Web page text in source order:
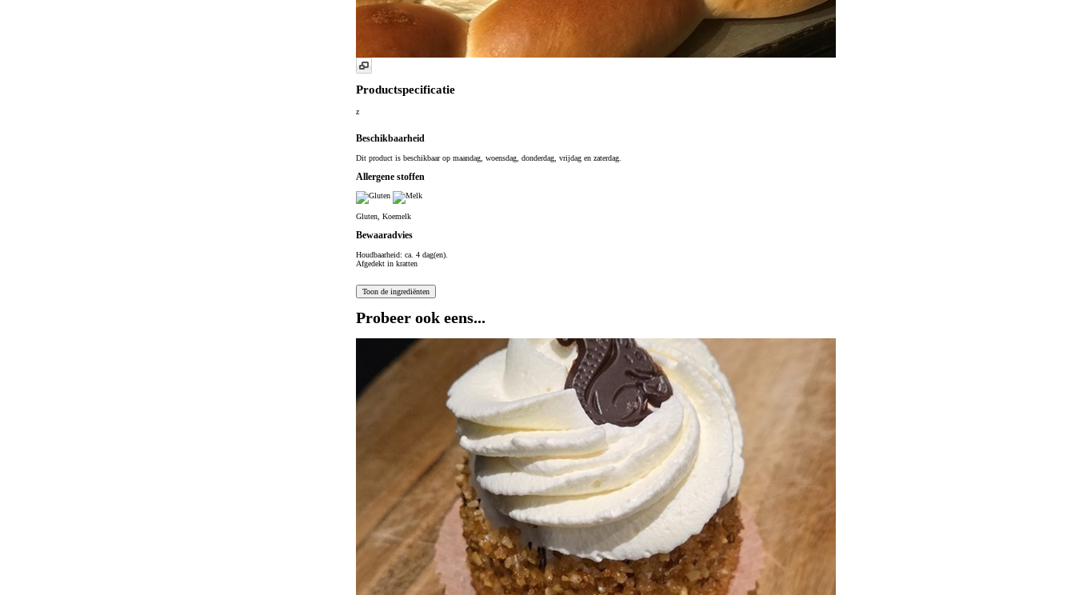
Productspecificatie
z
Beschikbaarheid
Dit product is beschikbaar op maandag, woensdag, donderdag, vrijdag en zaterdag.
Allergene stoffen
Gluten, Koemelk
Bewaaradvies
Houdbaarheid: ca. 4 dag(en).
Afgedekt in kratten
Probeer ook eens...